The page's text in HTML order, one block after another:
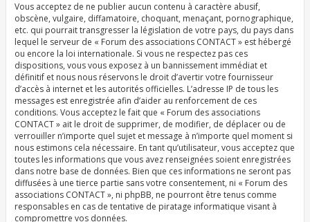
Vous acceptez de ne publier aucun contenu à caractère abusif,
obscène, vulgaire, diffamatoire, choquant, menaçant, pornographique,
etc. qui pourrait transgresser la législation de votre pays, du pays dans
lequel le serveur de « Forum des associations CONTACT » est hébergé
ou encore la loi internationale. Si vous ne respectez pas ces
dispositions, vous vous exposez à un bannissement immédiat et
définitif et nous nous réservons le droit d’avertir votre fournisseur
d’accès à internet et les autorités officielles. L’adresse IP de tous les
messages est enregistrée afin d’aider au renforcement de ces
conditions. Vous acceptez le fait que « Forum des associations
CONTACT » ait le droit de supprimer, de modifier, de déplacer ou de
verrouiller n’importe quel sujet et message à n’importe quel moment si
nous estimons cela nécessaire. En tant qu’utilisateur, vous acceptez que
toutes les informations que vous avez renseignées soient enregistrées
dans notre base de données. Bien que ces informations ne seront pas
diffusées à une tierce partie sans votre consentement, ni « Forum des
associations CONTACT », ni phpBB, ne pourront être tenus comme
responsables en cas de tentative de piratage informatique visant à
compromettre vos données.